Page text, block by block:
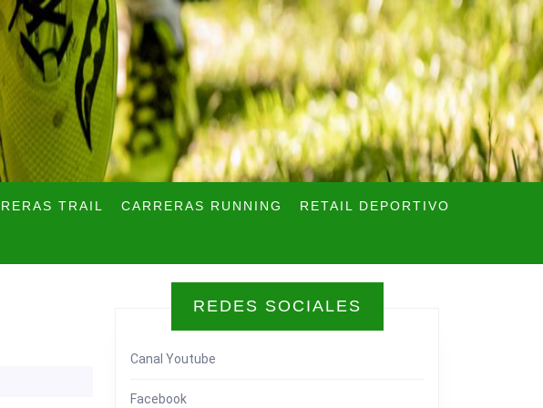
TRAIL CARRERAS RUNNING RETAIL DEPORTIVO
REDES SOCIALES
Canal Youtube
Facebook